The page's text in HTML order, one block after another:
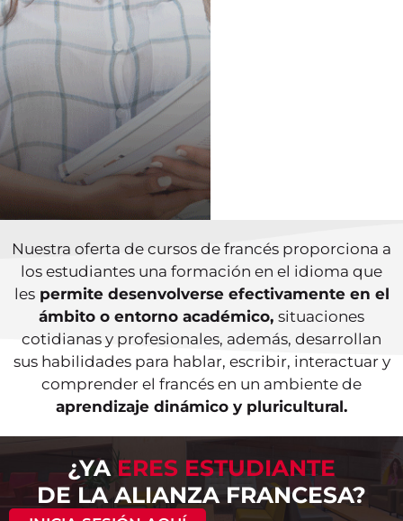
Nuestra oferta de cursos de francés proporciona a
los estudiantes una formación en el idioma que
lespermite desenvolverse efectivamente en el
ámbito o entorno académico, situaciones
cotidianas y profesionales, además, desarrollan
sus habilidades para hablar, escribir, interactuar y
comprender el francés en un ambiente de
aprendizaje dinámico y pluricultural.
¿YAERES ESTUDIANTE
DE LA ALIANZA FRANCESA?